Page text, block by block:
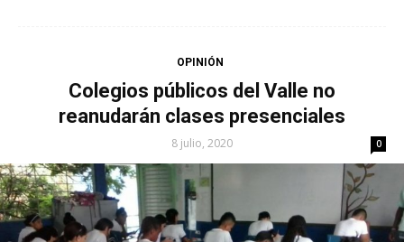
OPINIÓN
Colegios públicos del Valle no
reanudarán clases presenciales
8 julio, 2020 0